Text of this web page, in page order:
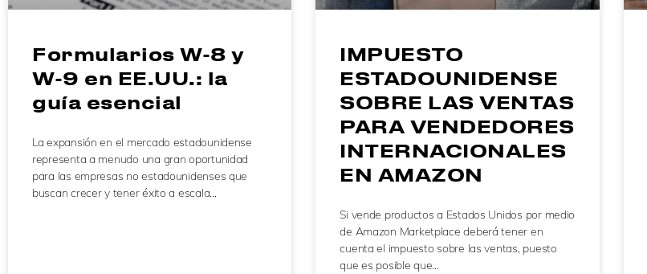
Formularios W-8 y
W-9 en EE.UU.: la
guía esencial
La expansión en el mercado estadounidense
representa a menudo una gran oportunidad
para las empresas no estadounidenses que
buscan crecer y tener éxito a escala…
IMPUESTO
ESTADOUNIDENSE
SOBRE LAS VENTAS
PARA VENDEDORES
INTERNACIONALES
EN AMAZON
Si vende productos a Estados Unidos por medio
de Amazon Marketplace deberá tener en
cuenta el impuesto sobre las ventas, puesto
que es posible que…